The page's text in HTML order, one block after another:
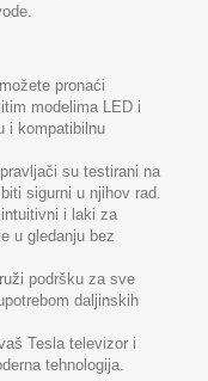
pronaći
modelima LED i
i kompatibilnu
su testirani na
sigurni u njihov rad.
i laki za
u gledanju bez
podršku za sve
daljinskih
Tesla televizor i
tehnologija.